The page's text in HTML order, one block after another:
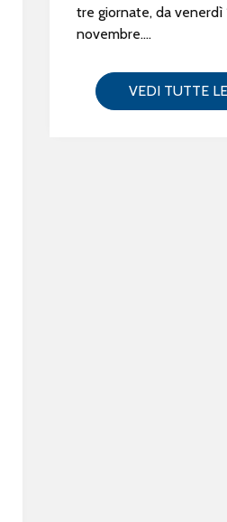
tre giornate, da venerdì
novembre....
VEDI TUTTE